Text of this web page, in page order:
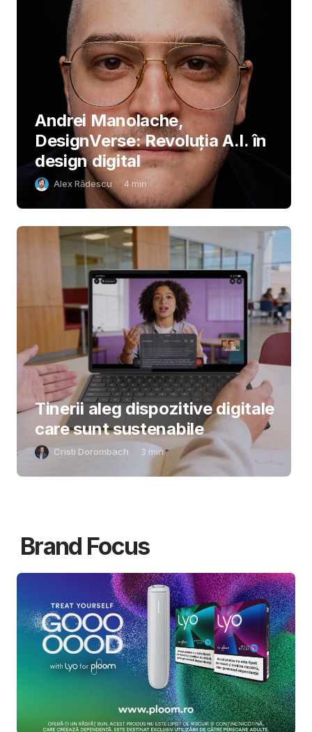
Andrei Manolache,
DesignVerse: Revoluția A.I. în
design digital
Alex Rădescu 4 min
Tinerii aleg dispozitive digitale
care sunt sustenabile
Cristi Dorombach 3 min
Brand Focus